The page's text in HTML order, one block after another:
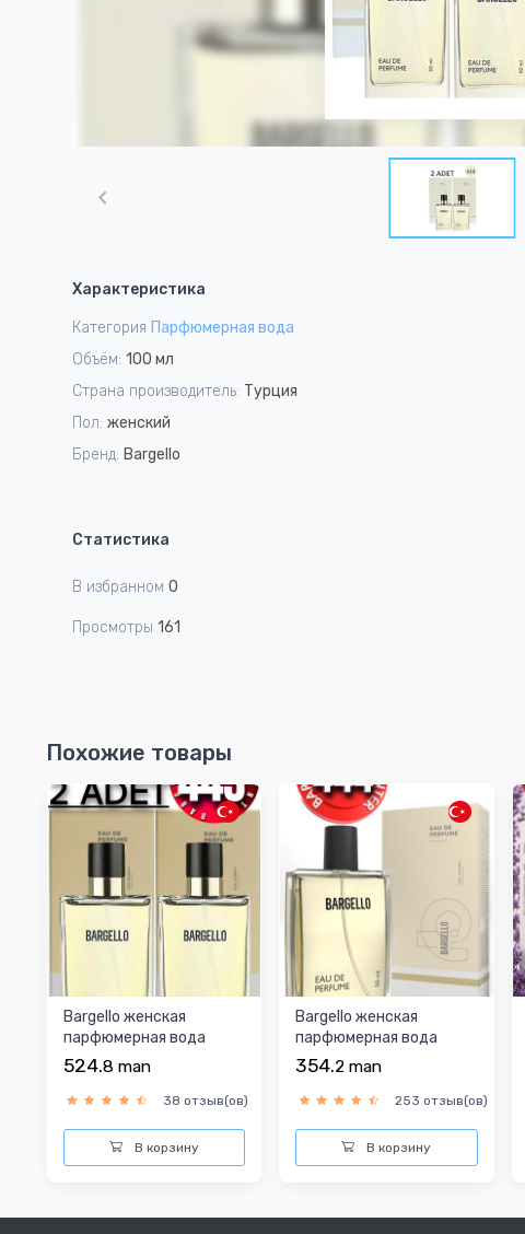
4
Характеристика
Категория Парфюмерная вода
Объём: 100 мл
Страна производитель: Турция
Пол: женский
Бренд: Bargello
Статистика
В избранном 0
Просмотры 161
Похожие товары
Bargello женская
парфюмерная вода
524.8 man
38 отзыв(ов)
В корзину
Bargello женская
парфюмерная вода
354.2 man
253 отзыв(ов)
В корзину